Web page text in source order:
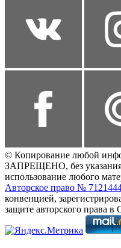
© Копирование любой
ЗАПРЕЩЕНО, без указания
использование любого
Авторское право №
конвенцией,
защите авторского права